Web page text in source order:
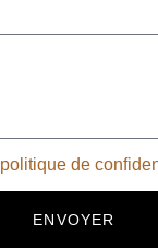
politique de
ENVOYER